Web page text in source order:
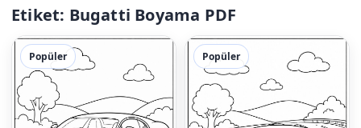
Etiket: Bugatti Boyama PDF
Popüler Popüler